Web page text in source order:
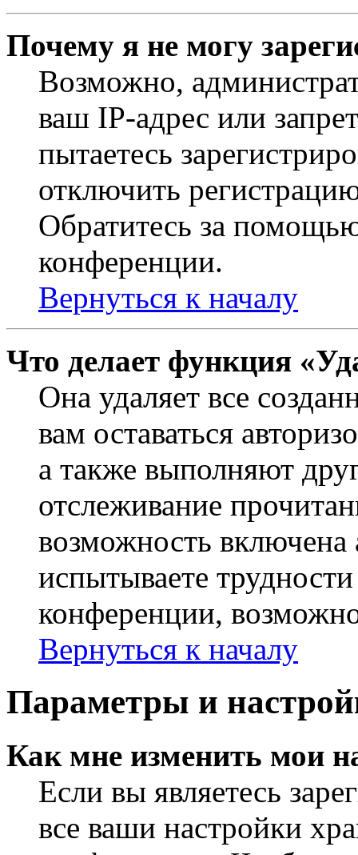
Почему я не могу
Возможно,
ваш IP-адрес или
пытаетесь
отключить
Обратитесь за
конференции.
Вернуться к началу
Что делает функция
Она удаляет все
вам оставаться
а также выполняют
отслеживание
возможность
испытываете
конференции,
Вернуться к началу
Параметры и
Как мне изменить мои
Если вы являетесь
все ваши настройки